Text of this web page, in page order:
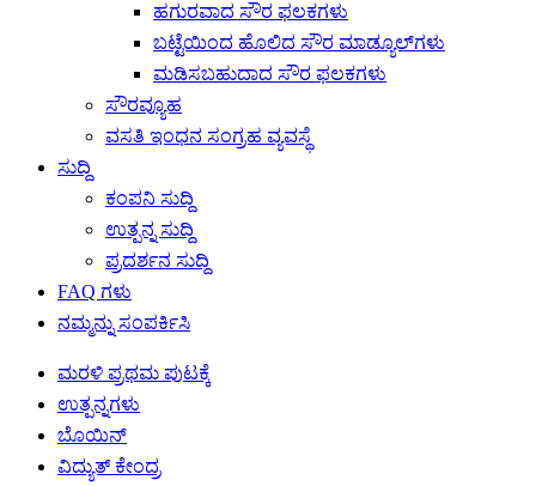
ಹಗುರವಾದ ಸೌರ ಫಲಕಗಳು
ಬಟ್ಟೆಯಿಂದ ಹೊಲಿದ ಸೌರ ಮಾಡ್ಯೂಲ್‌ಗಳು
ಮಡಿಸಬಹುದಾದ ಸೌರ ಫಲಕಗಳು
ಸೌರವ್ಯೂಹ
ವಸತಿ ಇಂಧನ ಸಂಗ್ರಹ ವ್ಯವಸ್ಥೆ
ಸುದ್ದಿ
ಕಂಪನಿ ಸುದ್ದಿ
ಉತ್ಪನ್ನ ಸುದ್ದಿ
ಪ್ರದರ್ಶನ ಸುದ್ದಿ
FAQ ಗಳು
ನಮ್ಮನ್ನು ಸಂಪರ್ಕಿಸಿ
ಮರಳಿ ಪ್ರಥಮ ಪುಟಕ್ಕೆ
ಉತ್ಪನ್ನಗಳು
ಬೊಯಿನ್
ವಿದ್ಯುತ್ ಕೇಂದ್ರ